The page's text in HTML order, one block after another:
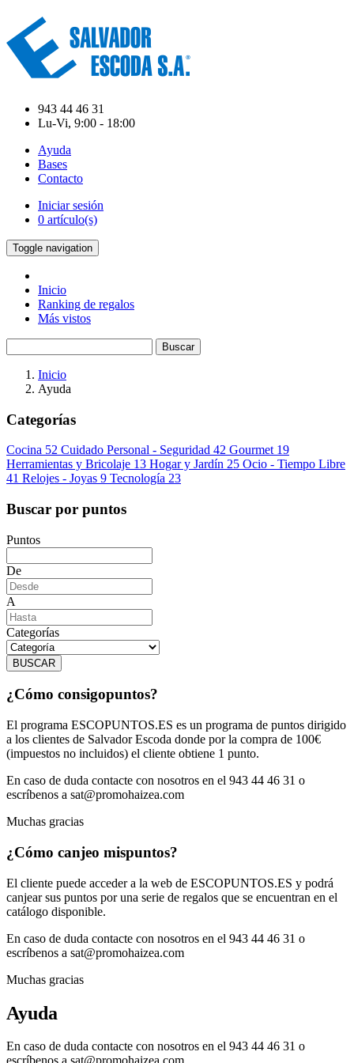
943 44 46 31
Lu-Vi, 9:00 - 18:00
Ayuda
Bases
Contacto
Iniciar sesión
0 artículo(s)
Toggle navigation
Inicio
Ranking de regalos
Más vistos
Buscar
Inicio
Ayuda
Categorías
Cocina 52 Cuidado Personal - Seguridad 42 Gourmet 19
Herramientas y Bricolaje 13 Hogar y Jardín 25 Ocio - Tiempo Libre
41 Relojes - Joyas 9 Tecnología 23
Buscar por puntos
Puntos
De
A
Categorías
BUSCAR
¿Cómo consigopuntos?
El programa ESCOPUNTOS.ES es un programa de puntos dirigido
a los clientes de Salvador Escoda donde por la compra de 100€
(impuestos no incluidos) el cliente obtiene 1 punto.
En caso de duda contacte con nosotros en el 943 44 46 31 o
escríbenos a sat@promohaizea.com
Muchas gracias
¿Cómo canjeo mispuntos?
El cliente puede acceder a la web de ESCOPUNTOS.ES y podrá
canjear sus puntos por una serie de regalos que se encuentran en el
catálogo disponible.
En caso de duda contacte con nosotros en el 943 44 46 31 o
escríbenos a sat@promohaizea.com
Muchas gracias
Ayuda
En caso de duda contacte con nosotros en el 943 44 46 31 o